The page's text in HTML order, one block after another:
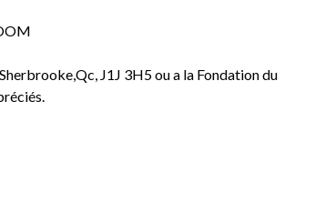
J1J 3H5 ou a la Fondation du